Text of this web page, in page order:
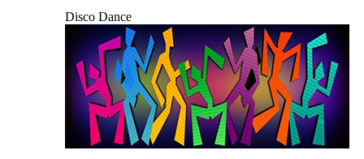
Disco Dance